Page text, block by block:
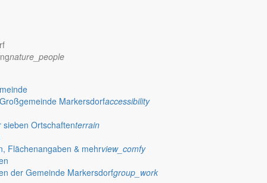
markersdorf.de
nature_people
Markersdorfaccessibility
sieben Ortschaftenterrain
Flächenangaben & mehrview_comfy
der Gemeinde Markersdorfgroup_work